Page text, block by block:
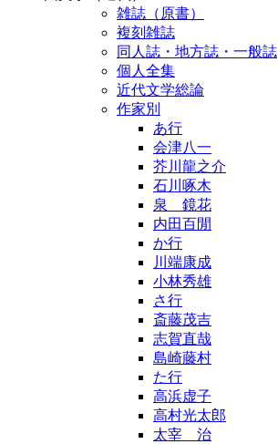
雑誌（原書）
複刻雑誌
同人誌・地方誌・一般誌
個人全集
近代文学総論
作家別
あ行
会津八一
芥川龍之介
石川啄木
泉 鏡花
内田百閒
か行
川端康成
小林秀雄
さ行
斎藤茂吉
志賀直哉
島崎藤村
た行
高浜虚子
高村光太郎
太宰 治